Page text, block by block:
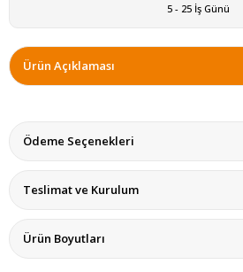
5 - 25 İş Günü
Ürün Açıklaması
Ödeme Seçenekleri
Teslimat ve Kurulum
Ürün Boyutları